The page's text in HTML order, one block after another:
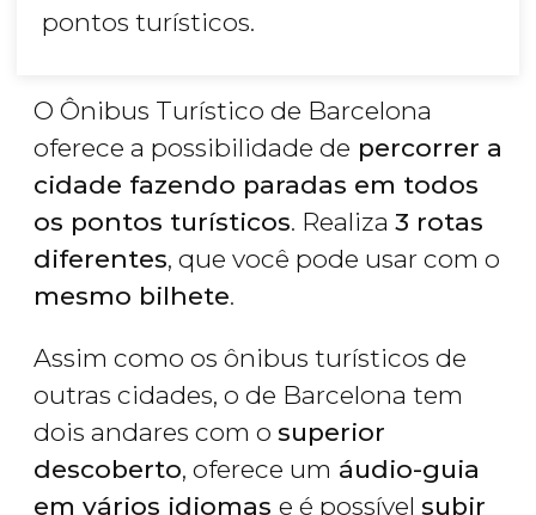
pontos turísticos.
O Ônibus Turístico de Barcelona
oferece a possibilidade de percorrer a
cidade fazendo paradas em todos
os pontos turísticos. Realiza 3 rotas
diferentes, que você pode usar com o
mesmo bilhete.
Assim como os ônibus turísticos de
outras cidades, o de Barcelona tem
dois andares com o superior
descoberto, oferece um áudio-guia
em vários idiomas e é possível subir